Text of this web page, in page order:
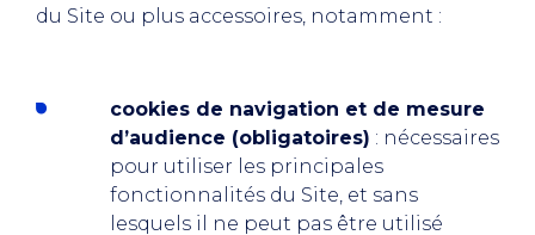
du Site ou plus accessoires, notamment :
cookies de navigation et de mesure
d’audience (obligatoires) : nécessaires
pour utiliser les principales
fonctionnalités du Site, et sans
lesquels il ne peut pas être utilisé